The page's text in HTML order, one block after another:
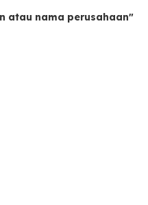
atau nama perusahaan"